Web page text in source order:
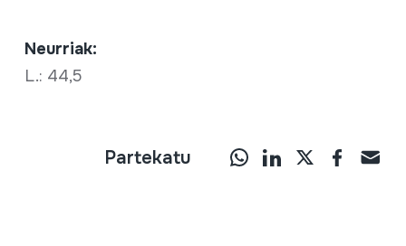
Neurriak:
L.: 44,5
Partekatu